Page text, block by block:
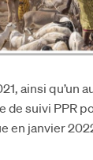
ainsi qu’un
de suivi PPR
en janvier